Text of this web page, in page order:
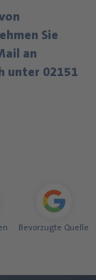
Sie
an
unter 02151
Bevorzugte Quelle